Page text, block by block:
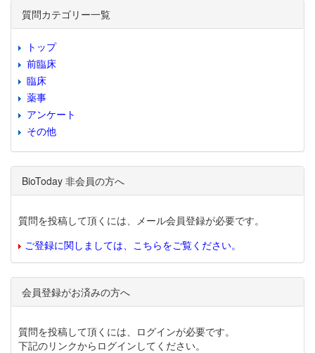
質問カテゴリー一覧
トップ
前臨床
臨床
薬事
アンケート
その他
BioToday 非会員の方へ
質問を投稿して頂くには、メール会員登録が必要です。
ご登録に関しましては、こちらをご覧ください。
会員登録がお済みの方へ
質問を投稿して頂くには、ログインが必要です。
下記のリンクからログインしてください。